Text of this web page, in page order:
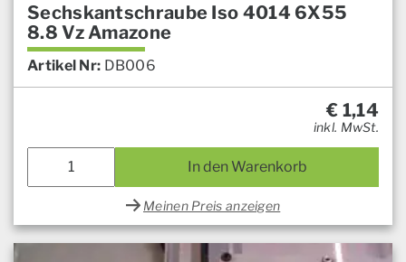
Sechskantschraube Iso 4014 6X55
8.8 Vz Amazone
Artikel Nr: DB006
€ 1,14
inkl. MwSt.
In den Warenkorb
Meinen Preis anzeigen